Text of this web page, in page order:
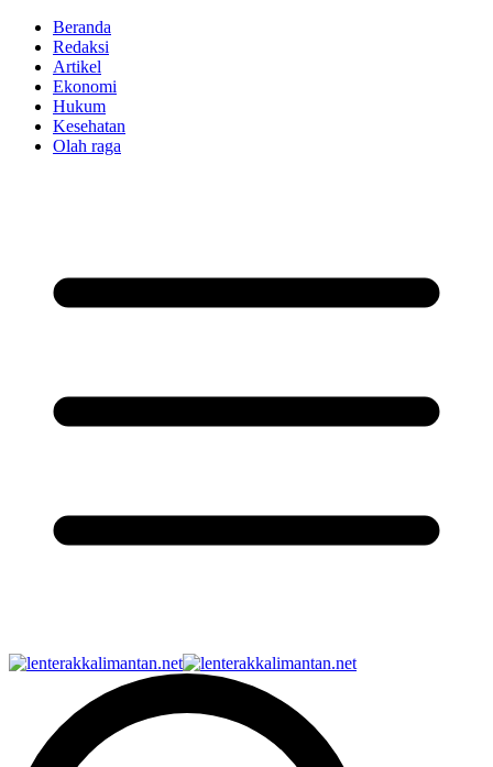
Beranda
Redaksi
Artikel
Ekonomi
Hukum
Kesehatan
Olah raga